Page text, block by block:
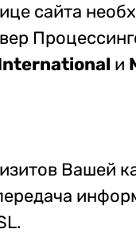
сайта
и
Вашей